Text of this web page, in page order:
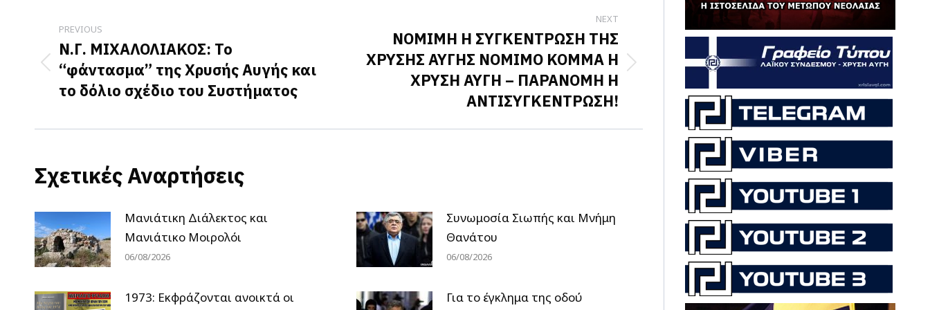
navigation
PREVIOUS
Previous
post:
Ν.Γ. ΜΙΧΑΛΟΛΙΑΚΟΣ: Το
“φάντασμα” της Χρυσής Αυγής και
το δόλιο σχέδιο του Συστήματος
NEXT
Next
ΝΟΜΙΜΗ Η ΣΥΓΚΕΝΤΡΩΣΗ ΤΗΣ
ΧΡΥΣΗΣ ΑΥΓΗΣ ΝΟΜΙΜΟ ΚΟΜΜΑ Η
ΧΡΥΣΗ ΑΥΓΗ – ΠΑΡΑΝΟΜΗ Η
ΑΝΤΙΣΥΓΚΕΝΤΡΩΣΗ!
Σχετικές Αναρτήσεις
Μανιάτικη Διάλεκτος και
Μανιάτικο Μοιρολόι
06/08/2026
Συνωμοσία Σιωπής και Μνήμη
Θανάτου
06/08/2026
1973: Εκφράζονται ανοικτά οι
Για το έγκλημα της οδού